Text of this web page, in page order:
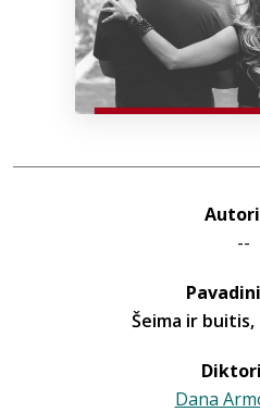
--
Šeima ir buitis,
Dana